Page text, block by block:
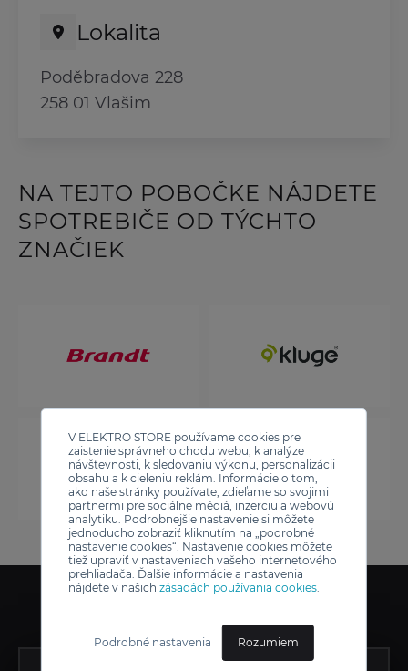
V ELEKTRO STORE používame cookies pre
zaistenie správneho chodu webu, k analýze
návštevnosti, k sledovaniu výkonu, personalizácii
obsahu a k cieleniu reklám. Informácie o tom,
ako naše stránky používate, zdieľame so svojimi
partnermi pre sociálne médiá, inzerciu a webovú
analytiku. Podrobnejšie nastavenie si môžete
jednoducho zobraziť kliknutím na „podrobné
nastavenie cookies“. Nastavenie cookies môžete
tiež upraviť v nastaveniach vašeho internetového
prehliadača. Ďalšie informácie a nastavenia
nájdete v našich zásadách používania cookies.
Podrobné nastavenia Rozumiem
Lokalita
Poděbradova 228
258 01 Vlašim
NA TEJTO POBOČKE NÁJDETE
SPOTREBIČE OD TÝCHTO
ZNAČIEK